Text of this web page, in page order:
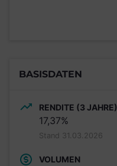
BASISDATEN
RENDITE (3 JAHRE)
17,37%
Stand 31.03.2026
VOLUMEN